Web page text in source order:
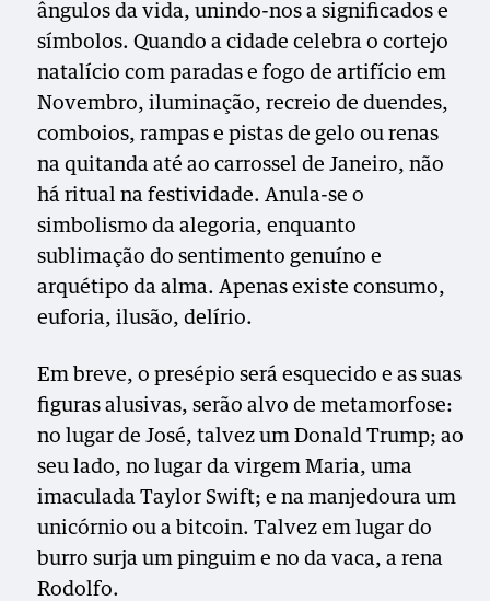
ângulos da vida, unindo-nos a significados e
símbolos. Quando a cidade celebra o cortejo
natalício com paradas e fogo de artifício em
Novembro, iluminação, recreio de duendes,
comboios, rampas e pistas de gelo ou renas
na quitanda até ao carrossel de Janeiro, não
há ritual na festividade. Anula-se o
simbolismo da alegoria, enquanto
sublimação do sentimento genuíno e
arquétipo da alma. Apenas existe consumo,
euforia, ilusão, delírio.
Em breve, o presépio será esquecido e as suas
figuras alusivas, serão alvo de metamorfose:
no lugar de José, talvez um Donald Trump; ao
seu lado, no lugar da virgem Maria, uma
imaculada Taylor Swift; e na manjedoura um
unicórnio ou a bitcoin. Talvez em lugar do
burro surja um pinguim e no da vaca, a rena
Rodolfo.